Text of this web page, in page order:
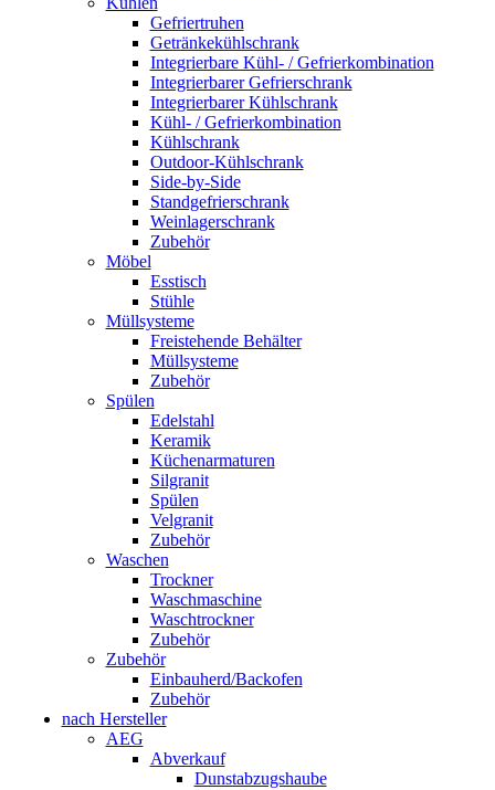
Gefriertruhen
Getränkekühlschrank
Integrierbare Kühl- / Gefrierkombination
Integrierbarer Gefrierschrank
Integrierbarer Kühlschrank
Kühl- / Gefrierkombination
Kühlschrank
Outdoor-Kühlschrank
Side-by-Side
Standgefrierschrank
Weinlagerschrank
Zubehör
Möbel
Esstisch
Stühle
Müllsysteme
Freistehende Behälter
Müllsysteme
Zubehör
Spülen
Edelstahl
Keramik
Küchenarmaturen
Silgranit
Spülen
Velgranit
Zubehör
Waschen
Trockner
Waschmaschine
Waschtrockner
Zubehör
Zubehör
Einbauherd/Backofen
Zubehör
nach Hersteller
AEG
Abverkauf
Dunstabzugshaube